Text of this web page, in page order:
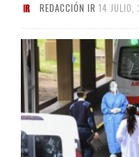
REDACCIÓN IR 14 JULIO,